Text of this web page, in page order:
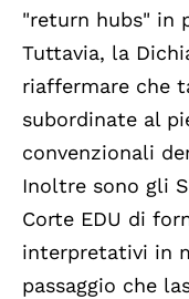
"return hubs" in
Tuttavia, la
riaffermare che
subordinate al
convenzionali
Inoltre sono gli
Corte EDU di
interpretativi in
passaggio che